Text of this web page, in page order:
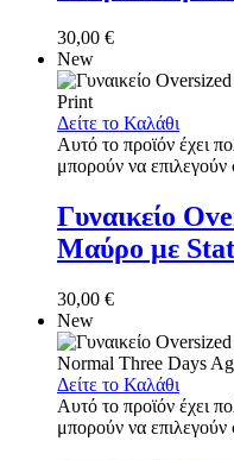
30,00 €
New
Δείτε το Καλάθι
Αυτό το προϊόν έχει
μπορούν να επιλεγούν
Γυναικείο
Μαύρο με
30,00 €
New
Δείτε το Καλάθι
Αυτό το προϊόν έχει
μπορούν να επιλεγούν